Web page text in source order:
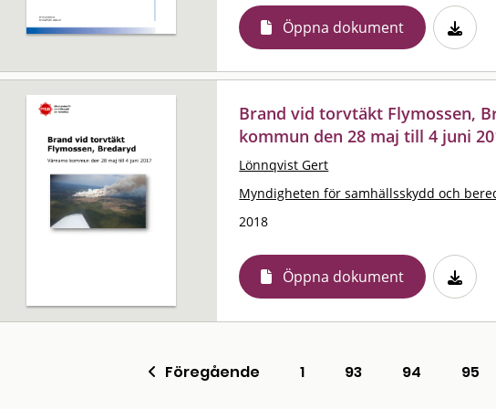
Öppna dokument
Brand vid torvtäkt Flymossen,
kommun den 28 maj till 4 juni
Lönnqvist Gert
Myndigheten för samhällsskydd och
2018
Öppna dokument
Föregående 1 93 94 95